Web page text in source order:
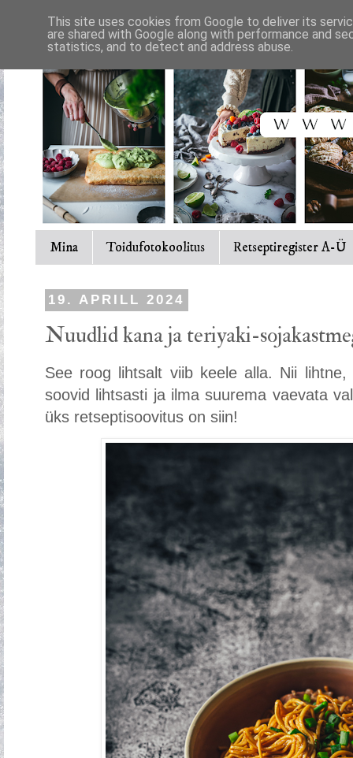
Mina Toidufotokoolitus Retseptiregister A-Ü
19. APRILL 2024
Nuudlid kana ja teriyaki-
See roog lihtsalt viib keele alla. Nii
soovid lihtsasti ja ilma suurema vaevata
üks retseptisoovitus on siin!
This site uses cookies from Google to deliver its
are shared with Google along with performance and
statistics, and to detect and address abuse.